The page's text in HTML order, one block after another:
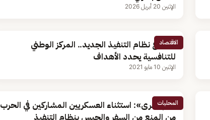
الإثنين 20 أبريل 2026
الاقتصاد
مشروع نظام التنفيذ الجديد.. المركز الوطني
للتنافسية يحدد الأهداف
الإثنين 10 مايو 2021
المحليات
«أم القرى»: استثناء العسكريين المشاركين في الحرب
من المنع من السفر والحبس بنظام التنفيذ